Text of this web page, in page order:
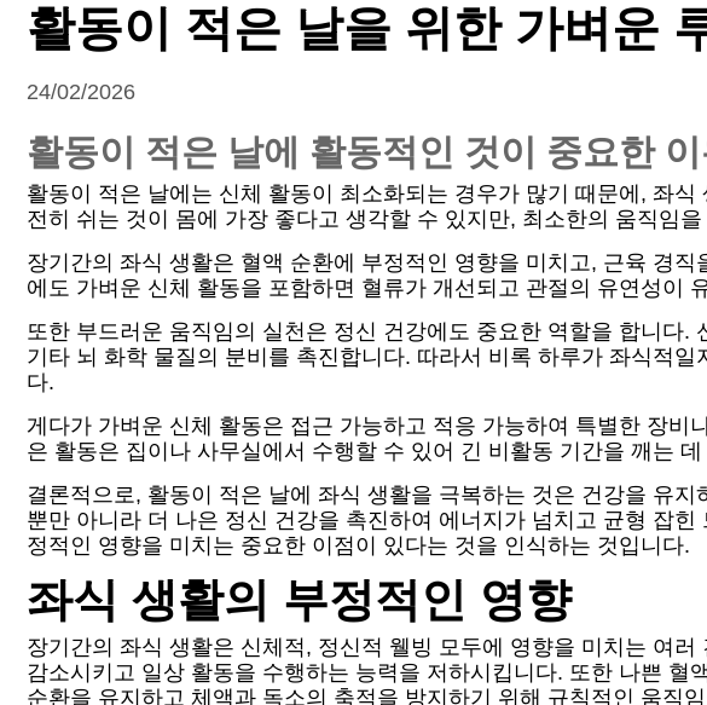
활동이 적은 날을 위한 가벼운
24/02/2026
활동이 적은 날에 활동적인 것이 중요한
활동이 적은 날에는 신체 활동이 최소화되는 경우가 많기 때문에, 좌
전히 쉬는 것이 몸에 가장 좋다고 생각할 수 있지만, 최소한의 움직임
장기간의 좌식 생활은 혈액 순환에 부정적인 영향을 미치고, 근육 경
에도 가벼운 신체 활동을 포함하면 혈류가 개선되고 관절의 유연성이
또한 부드러운 움직임의 실천은 정신 건강에도 중요한 역할을 합니다
기타 뇌 화학 물질의 분비를 촉진합니다. 따라서 비록 하루가 좌식적
다.
게다가 가벼운 신체 활동은 접근 가능하고 적응 가능하여 특별한 장
은 활동은 집이나 사무실에서 수행할 수 있어 긴 비활동 기간을 깨는
결론적으로, 활동이 적은 날에 좌식 생활을 극복하는 것은 건강을 유
뿐만 아니라 더 나은 정신 건강을 촉진하여 에너지가 넘치고 균형 잡
정적인 영향을 미치는 중요한 이점이 있다는 것을 인식하는 것입니다.
좌식 생활의 부정적인 영향
장기간의 좌식 생활은 신체적, 정신적 웰빙 모두에 영향을 미치는 여
감소시키고 일상 활동을 수행하는 능력을 저하시킵니다. 또한 나쁜
순환을 유지하고 체액과 독소의 축적을 방지하기 위해 규칙적인 움직